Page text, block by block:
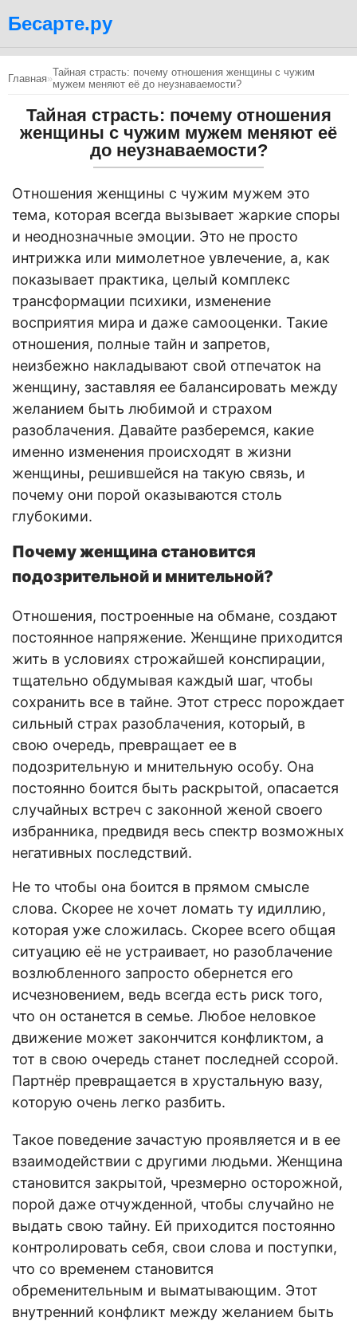
Бесарте.ру
Главная»Тайная страсть: почему отношения женщины с чужим
мужем меняют её до неузнаваемости?
Тайная страсть: почему отношения
женщины с чужим мужем меняют её
до неузнаваемости?
Отношения женщины с чужим мужем это
тема, которая всегда вызывает жаркие споры
и неоднозначные эмоции. Это не просто
интрижка или мимолетное увлечение, а, как
показывает практика, целый комплекс
трансформации психики, изменение
восприятия мира и даже самооценки. Такие
отношения, полные тайн и запретов,
неизбежно накладывают свой отпечаток на
женщину, заставляя ее балансировать между
желанием быть любимой и страхом
разоблачения. Давайте разберемся, какие
именно изменения происходят в жизни
женщины, решившейся на такую связь, и
почему они порой оказываются столь
глубокими.
Почему женщина становится
подозрительной и мнительной?
Отношения, построенные на обмане, создают
постоянное напряжение. Женщине приходится
жить в условиях строжайшей конспирации,
тщательно обдумывая каждый шаг, чтобы
сохранить все в тайне. Этот стресс порождает
сильный страх разоблачения, который, в
свою очередь, превращает ее в
подозрительную и мнительную особу. Она
постоянно боится быть раскрытой, опасается
случайных встреч с законной женой своего
избранника, предвидя весь спектр возможных
негативных последствий.
Не то чтобы она боится в прямом смысле
слова. Скорее не хочет ломать ту идиллию,
которая уже сложилась. Скорее всего общая
ситуацию её не устраивает, но разоблачение
возлюбленного запросто обернется его
исчезновением, ведь всегда есть риск того,
что он останется в семье. Любое неловкое
движение может закончится конфликтом, а
тот в свою очередь станет последней ссорой.
Партнёр превращается в хрустальную вазу,
которую очень легко разбить.
Такое поведение зачастую проявляется и в ее
взаимодействии с другими людьми. Женщина
становится закрытой, чрезмерно осторожной,
порой даже отчужденной, чтобы случайно не
выдать свою тайну. Ей приходится постоянно
контролировать себя, свои слова и поступки,
что со временем становится
обременительным и выматывающим. Этот
внутренний конфликт между желанием быть